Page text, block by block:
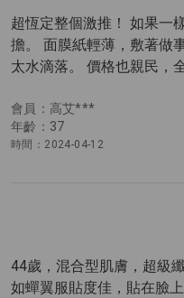
會員：高艾***
年齡：37
時間：2024-04-12
超恆定整個激推！ 如果一
擔。 面膜紙輕薄，敷著做
太水滴落。 價格也親民，
44歲，混合型肌膚，超級
如蟬翼服貼度佳，貼在臉